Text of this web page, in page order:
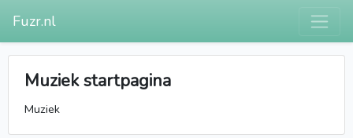
Fuzr.nl
Muziek startpagina
Muziek